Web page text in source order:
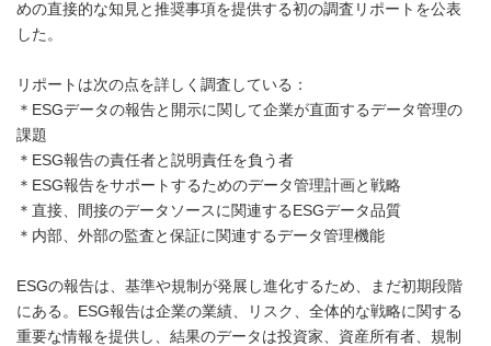
めの直接的な知見と推奨事項を提供する初の調査リポートを公表
した。
リポートは次の点を詳しく調査している：
＊ESGデータの報告と開示に関して企業が直面するデータ管理の
課題
＊ESG報告の責任者と説明責任を負う者
＊ESG報告をサポートするためのデータ管理計画と戦略
＊直接、間接のデータソースに関連するESGデータ品質
＊内部、外部の監査と保証に関連するデータ管理機能
ESGの報告は、基準や規制が発展し進化するため、まだ初期段階
にある。ESG報告は企業の業績、リスク、全体的な戦略に関する
重要な情報を提供し、結果のデータは投資家、資産所有者、規制